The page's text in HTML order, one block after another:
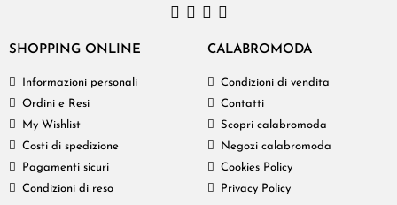
SHOPPING ONLINE
Informazioni personali
Ordini e Resi
My Wishlist
Costi di spedizione
Pagamenti sicuri
Condizioni di reso
CALABROMODA
Condizioni di vendita
Contatti
Scopri calabromoda
Negozi calabromoda
Cookies Policy
Privacy Policy